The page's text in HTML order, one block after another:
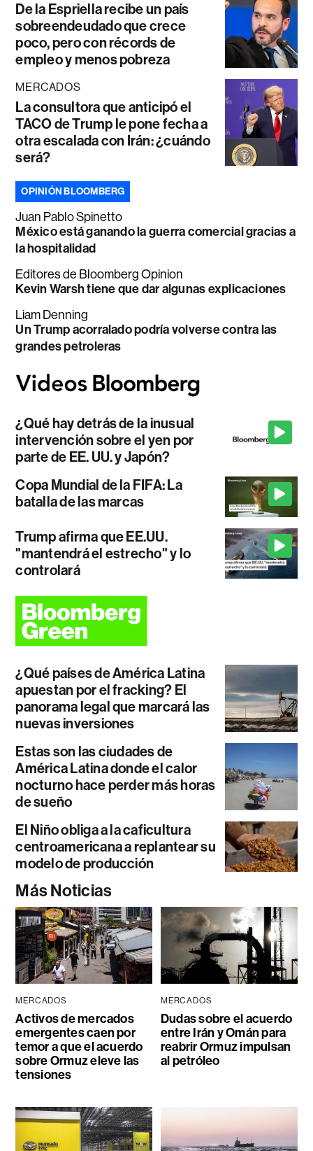
De la Espriella recibe un país
sobreendeudado que crece
poco, pero con récords de
empleo y menos pobreza
MERCADOS
La consultora que anticipó el
TACO de Trump le pone fecha a
otra escalada con Irán: ¿cuándo
será?
OPINIÓN BLOOMBERG
Juan Pablo Spinetto
México está ganando la guerra comercial gracias a
la hospitalidad
Editores de Bloomberg Opinion
Kevin Warsh tiene que dar algunas explicaciones
Liam Denning
Un Trump acorralado podría volverse contra las
grandes petroleras
¿Qué hay detrás de la inusual
intervención sobre el yen por
parte de EE. UU. y Japón?
Copa Mundial de la FIFA: La
batalla de las marcas
Trump afirma que EE.UU.
"mantendrá el estrecho" y lo
controlará
¿Qué países de América Latina
apuestan por el fracking? El
panorama legal que marcará las
nuevas inversiones
Estas son las ciudades de
América Latina donde el calor
nocturno hace perder más horas
de sueño
El Niño obliga a la caficultura
centroamericana a replantear su
modelo de producción
Más Noticias
MERCADOS
Activos de mercados
emergentes caen por
temor a que el acuerdo
sobre Ormuz eleve las
tensiones
MERCADOS
Dudas sobre el acuerdo
entre Irán y Omán para
reabrir Ormuz impulsan
al petróleo